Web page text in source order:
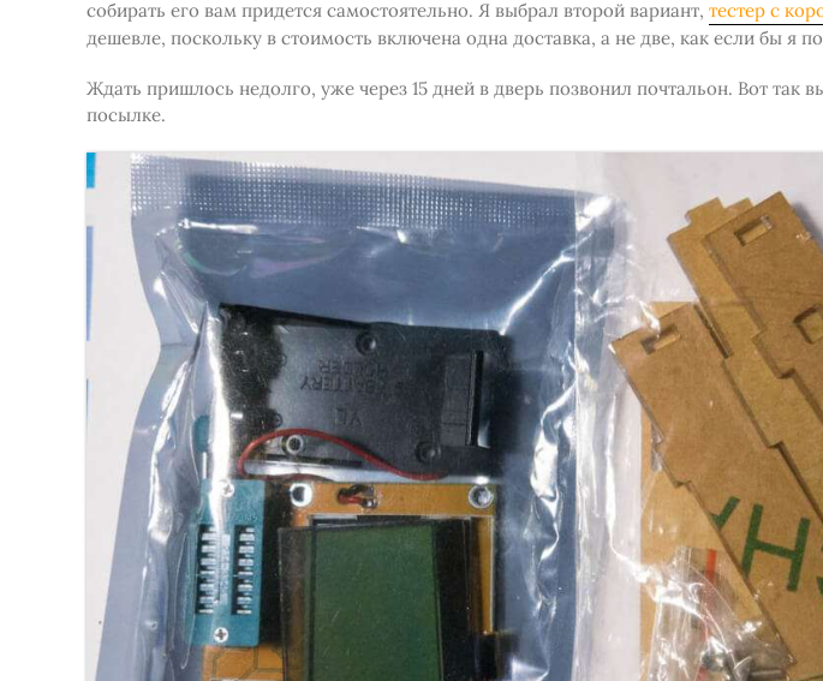
собирать его вам придется самостоятельно. Я выбрал второй вариант, тестер с
дешевле, поскольку в стоимость включена одна доставка, а не две, как если бы я
Ждать пришлось недолго, уже через 15 дней в дверь позвонил почтальон. Вот так
посылке.